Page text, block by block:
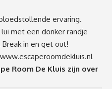
ervaring.
met een donker randje
in en get out!
www.escaperoomdekluis.nl
Room De Kluis zijn over